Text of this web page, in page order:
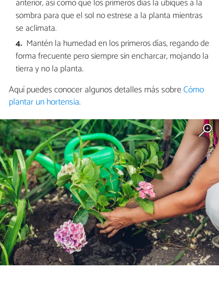
anterior, así como que los primeros días la ubiques a la
sombra para que el sol no estrese a la planta mientras
se aclimata.
Mantén la humedad en los primeros días, regando de
forma frecuente pero siempre sin encharcar, mojando la
tierra y no la planta.
Aquí puedes conocer algunos detalles más sobreCómo
plantar un hortensia.